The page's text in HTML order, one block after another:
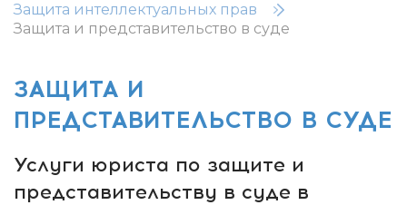
Защита интеллектуальных прав
Защита и представительство в суде
ЗАЩИТА И
ПРЕДСТАВИТЕЛЬСТВО В СУДЕ
Услуги юриста по защите и
представительству в суде в